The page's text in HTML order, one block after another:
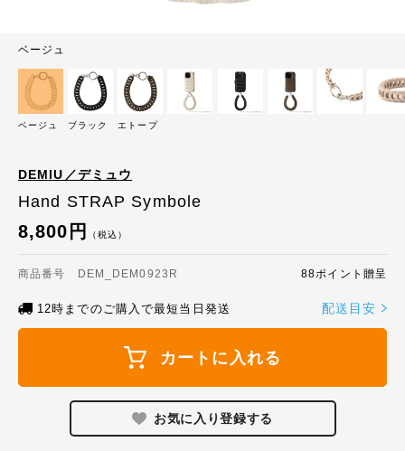
ベージュ
ベージュ ブラック エトープ
DEMIU／デミュウ
Hand STRAP Symbole
8,800円 （税込）
商品番号 DEM_DEM0923R 88ポイント贈呈
12時までのご購入で最短当日発送 配送目安
カートに入れる